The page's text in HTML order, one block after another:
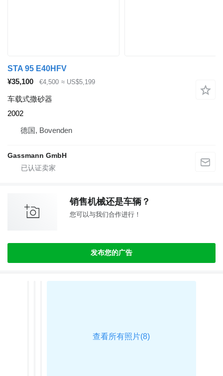
STA 95 E40HFV
¥35,100
€4,500 ≈ US$5,199
车载式撒砂器
2002
德国, Bovenden
Gassmann GmbH
销售机械还是车辆？
您可以与我们合作进行！
发布您的广告